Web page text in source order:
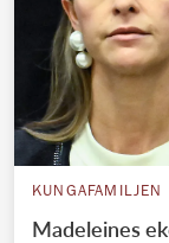
KUNGAFAMILJEN
Madeleines